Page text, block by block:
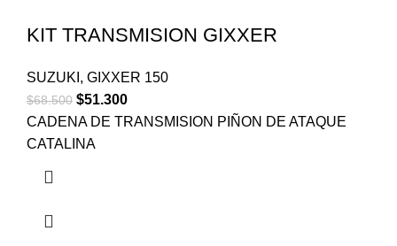
KIT TRANSMISION GIXXER
SUZUKI , GIXXER 150
$68.500 $51.300
CADENA DE TRANSMISION PIÑON DE ATAQUE
CATALINA